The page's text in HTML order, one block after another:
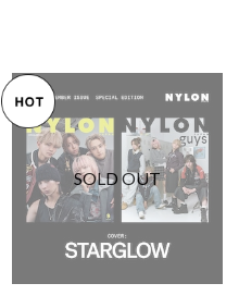
SOLD OUT